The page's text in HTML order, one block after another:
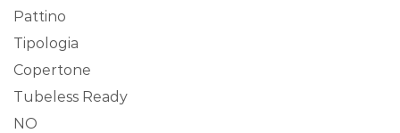
Pattino
Tipologia
Copertone
Tubeless Ready
NO